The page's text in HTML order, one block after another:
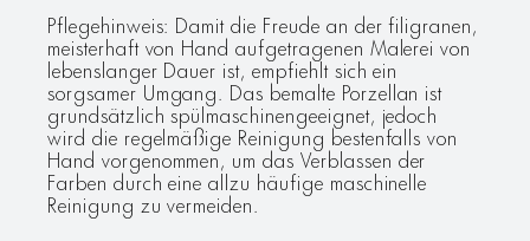
Pflegehinweis: Damit die Freude an der filigranen,
meisterhaft von Hand aufgetragenen Malerei von
lebenslanger Dauer ist, empfiehlt sich ein
sorgsamer Umgang. Das bemalte Porzellan ist
grundsätzlich spülmaschinengeeignet, jedoch
wird die regelmäßige Reinigung bestenfalls von
Hand vorgenommen, um das Verblassen der
Farben durch eine allzu häufige maschinelle
Reinigung zu vermeiden.